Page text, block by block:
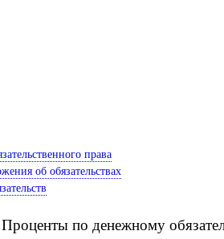
права
об обязательствах
по денежному